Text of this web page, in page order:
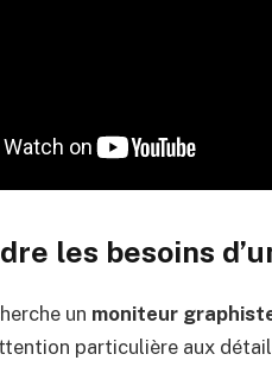
les besoins
un moniteur
particulière aux